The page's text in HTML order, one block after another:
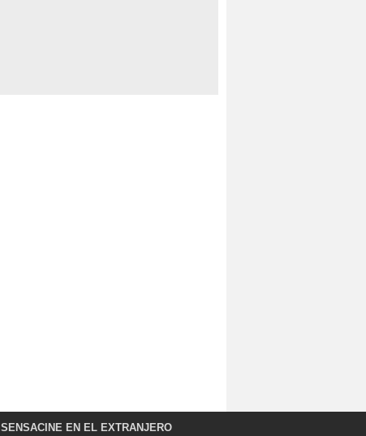
SENSACINE EN EL EXTRANJERO